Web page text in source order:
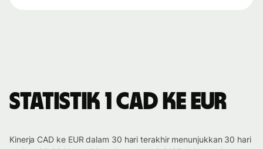
Statistik 1 CAD ke EUR
Kinerja CAD ke EUR dalam 30 hari terakhir menunjukkan 30 hari